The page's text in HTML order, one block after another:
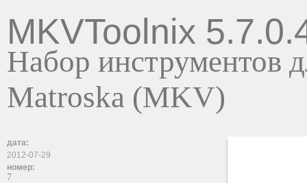
MKVToolnix
Набор инструментов
Matroska (MKV)
дата:
2012-07-29
номер:
7